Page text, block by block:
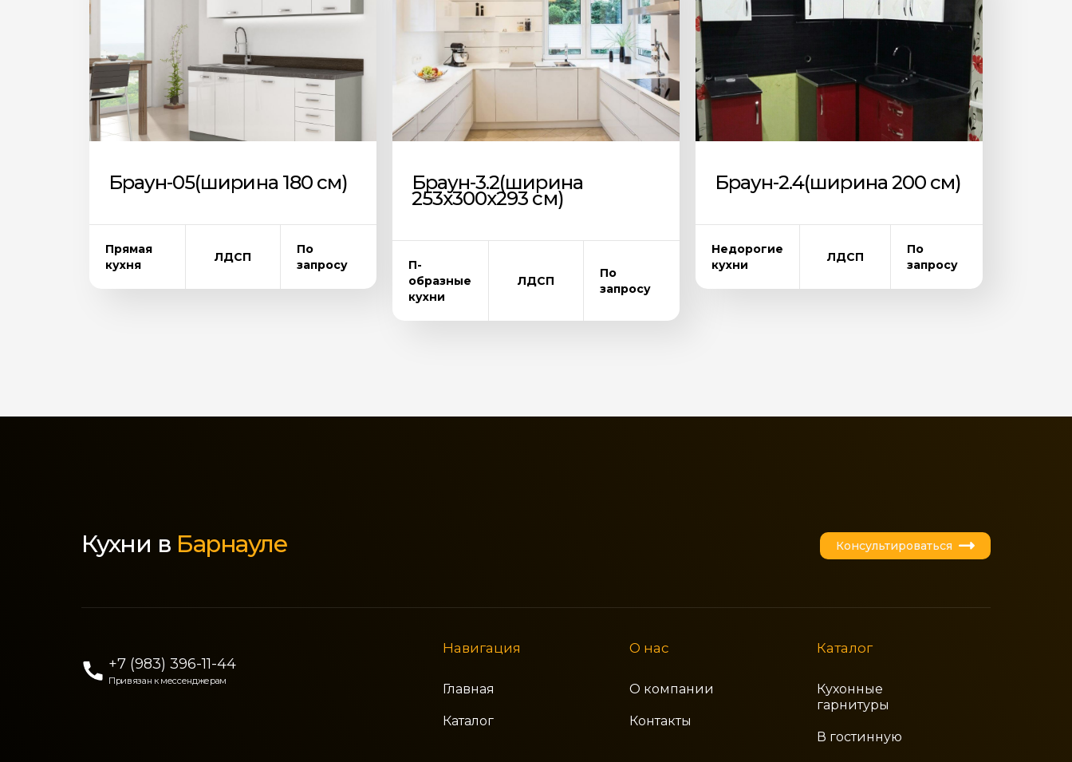
Браун-05(ширина 180 см)
Прямая
кухня
ЛДСП
По
запросу
Браун-3.2(ширина
253х300х293 см)
П-
образные
кухни
ЛДСП
По
запросу
Браун-2.4(ширина 200 см)
Недорогие
кухни
ЛДСП
По
запросу
Кухни в Барнауле Консультироваться
+7 (983) 396-11-44
Привязан к мессенджерам
Навигация
Главная
Каталог
О нас
О компании
Контакты
Каталог
Кухонные
гарнитуры
В гостинную